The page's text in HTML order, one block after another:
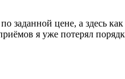
заданной цене, а здесь
я уже потерял